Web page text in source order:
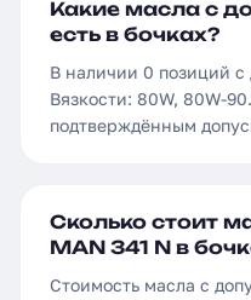
Какие масла с
есть в бочках?
В наличии 0 позиций с
Вязкости: 80W, 80W-
подтверждённым
Сколько стоит
MAN 341 N в
Стоимость масла с